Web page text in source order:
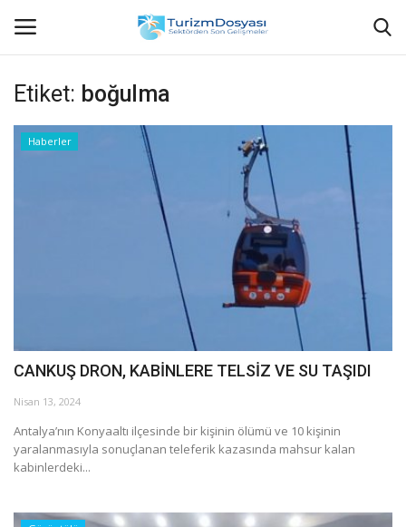
Anasayfa
Haberler
Görüntülü
Araştırma - İnceleme
Etiket: boğulma
Haberler
CANKUŞ DRON, KABİNLERE TELSİZ VE SU TAŞIDI
Nisan 13, 2024
Antalya’nın Konyaaltı ilçesinde bir kişinin ölümü ve 10 kişinin
yaralanmasıyla sonuçlanan teleferik kazasında mahsur kalan
kabinlerdeki...